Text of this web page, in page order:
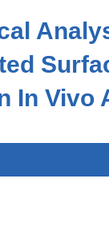
In Vivo